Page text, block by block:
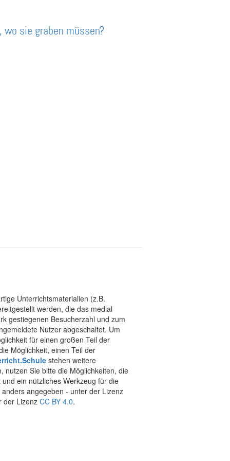
sie graben müssen?
Unterrichtsmaterialien (z.B.
werden, die das medial
gestiegenen Besucherzahl und zum
Nutzer abgeschaltet. Um
für einen großen Teil der
Möglichkeit, einen Teil der
stehen weitere
nutzen Sie bitte die Möglichkeiten, die
ein nützliches Werkzeug für die
angegeben - unter der Lizenz
der Lizenz CC BY 4.0.